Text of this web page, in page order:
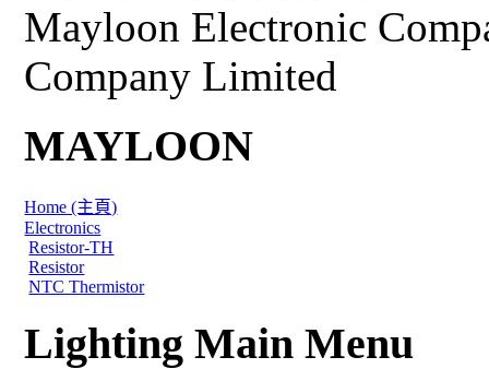
Mayloon Electronic
Company Limited
MAYLOON
Home (主頁)
Electronics
Resistor-TH
Resistor
NTC Thermistor
Lighting Main Menu